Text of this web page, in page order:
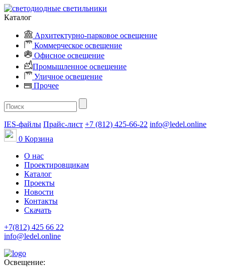
Каталог
Архитектурно-парковое освещение
Коммерческое освещение
Офисное освещение
Промышленное освещение
Уличное освещение
Прочее
IES-файлы Прайс-лист +7 (812) 425-66-22 info@ledel.online
0 Корзина
О нас
Проектировщикам
Каталог
Проекты
Новости
Контакты
Скачать
+7(812) 425 66 22
info@ledel.online
Освещение: